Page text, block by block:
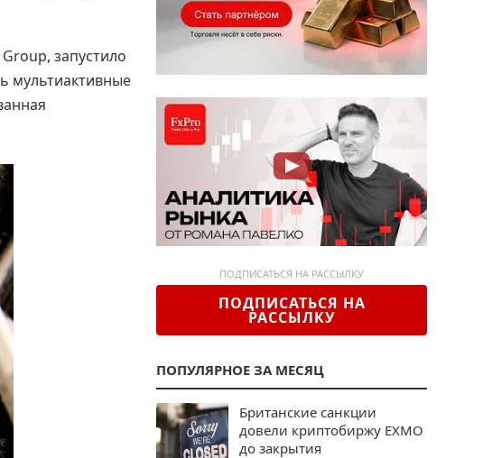
запустило
мультиактивные
ПОДПИСАТЬСЯ НА РАССЫЛКУ
ПОДПИСАТЬСЯ НА
РАССЫЛКУ
ПОПУЛЯРНОЕ ЗА МЕСЯЦ
Британские санкции
довели криптобиржу EXMO
до закрытия